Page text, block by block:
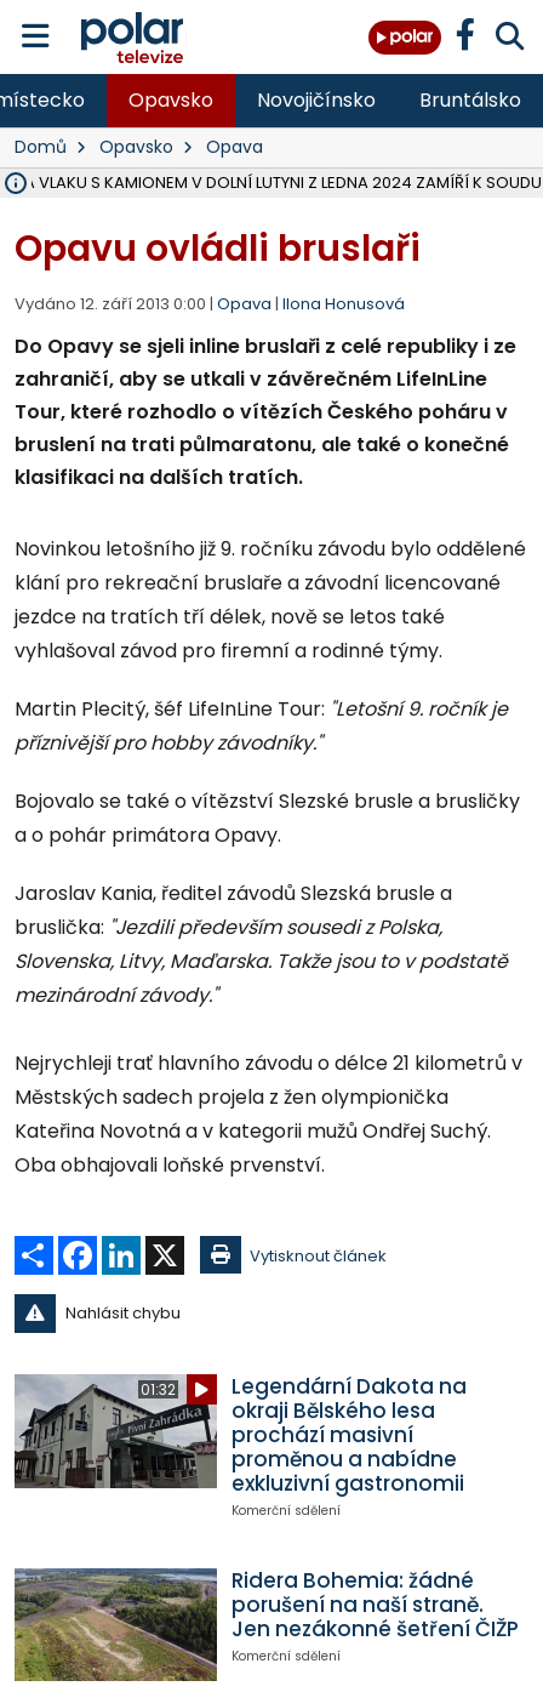
Opavsko Novojičínsko Bruntálsko
Domů Opavsko Opava
VLAKU S KAMIONEM V DOLNÍ LUTYNI Z LEDNA 2024 ZAMÍŘÍ K SOUDU
Opavu ovládli bruslaři
Vydáno 12. září 2013 0:00 | Opava | Ilona Honusová
Do Opavy se sjeli inline bruslaři z celé republiky i ze
zahraničí, aby se utkali v závěrečném LifeInLine
Tour, které rozhodlo o vítězích Českého poháru v
bruslení na trati půlmaratonu, ale také o konečné
klasifikaci na dalších tratích.
Novinkou letošního již 9. ročníku závodu bylo oddělené
klání pro rekreační bruslaře a závodní licencované
jezdce na tratích tří délek, nově se letos také
vyhlašoval závod pro firemní a rodinné týmy.
Martin Plecitý, šéf LifeInLine Tour: "Letošní 9. ročník je
příznivější pro hobby závodníky."
Bojovalo se také o vítězství Slezské brusle a brusličky
a o pohár primátora Opavy.
Jaroslav Kania, ředitel závodů Slezská brusle a
bruslička: "Jezdili především sousedi z Polska,
Slovenska, Litvy, Maďarska. Takže jsou to v podstatě
mezinárodní závody."
Nejrychleji trať hlavního závodu o délce 21 kilometrů v
Městských sadech projela z žen olympionička
Kateřina Novotná a v kategorii mužů Ondřej Suchý.
Oba obhajovali loňské prvenství.
Sdílet Facebook
LinkedIn Vytisknout článek
Nahlásit chybu
01:32
Legendární Dakota na
okraji Bělského lesa
prochází masivní
proměnou a nabídne
exkluzivní gastronomii
Komerční sdělení
Ridera Bohemia: žádné
porušení na naší straně.
Jen nezákonné šetření ČIŽP
Komerční sdělení